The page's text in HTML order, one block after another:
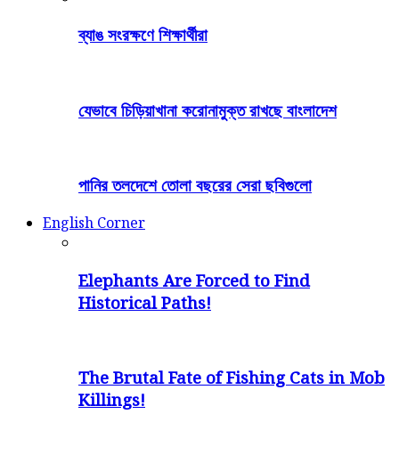
ব্যাঙ সংরক্ষণে শিক্ষার্থীরা
যেভাবে চিড়িয়াখানা করোনামুক্ত রাখছে বাংলাদেশ
পানির তলদেশে তোলা বছরের সেরা ছবিগুলো
English Corner
Elephants Are Forced to Find
Historical Paths!
The Brutal Fate of Fishing Cats in Mob
Killings!